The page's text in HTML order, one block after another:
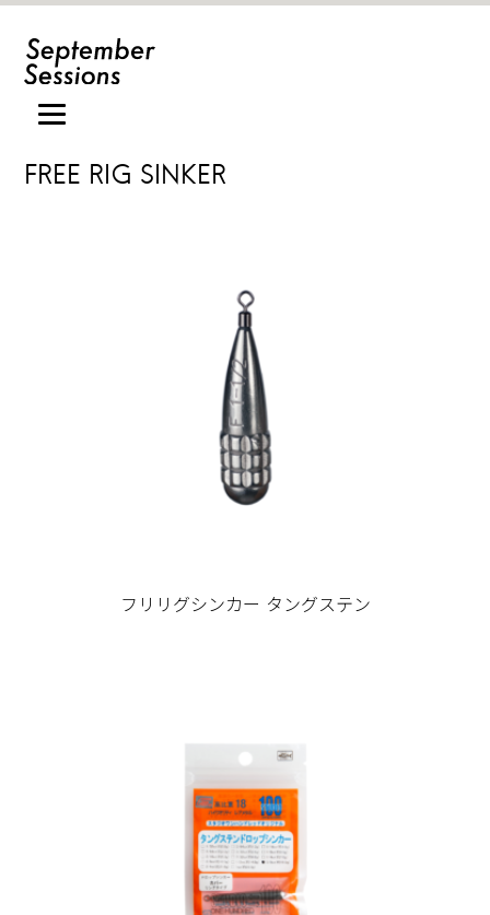
FREE RIG SINKER
フリリグシンカー タングステン